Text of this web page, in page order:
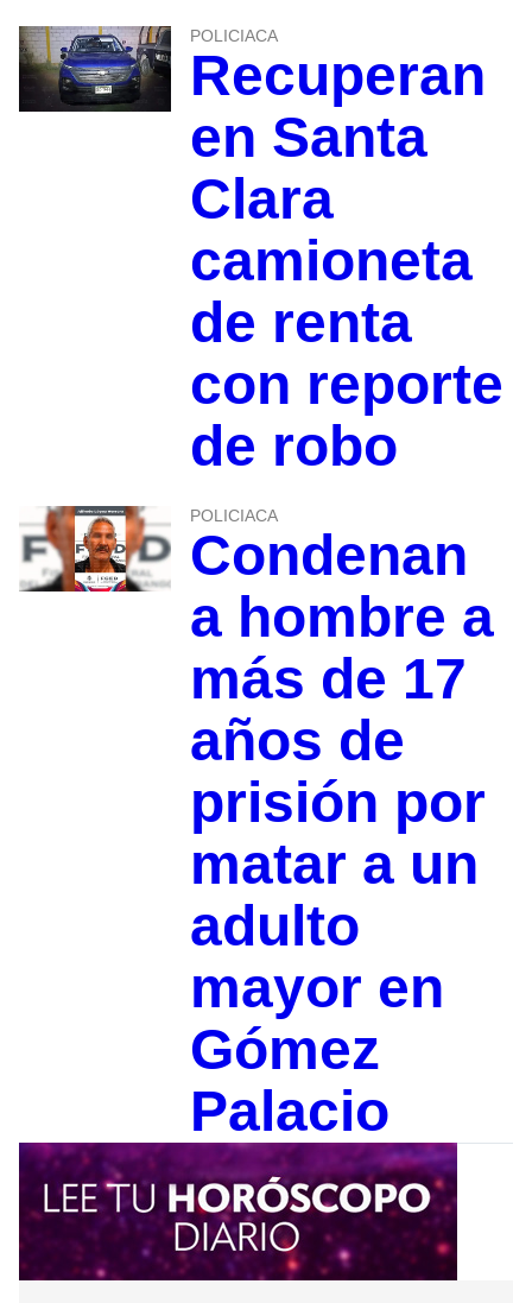
POLICIACA
Recuperan
en Santa
Clara
camioneta
de renta
con reporte
de robo
POLICIACA
Condenan
a hombre a
más de 17
años de
prisión por
matar a un
adulto
mayor en
Gómez
Palacio